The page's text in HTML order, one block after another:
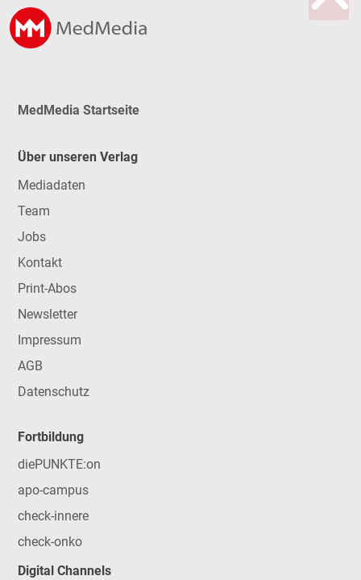
MedMedia Startseite
Über unseren Verlag
Mediadaten
Team
Jobs
Kontakt
Print-Abos
Newsletter
Impressum
AGB
Datenschutz
Fortbildung
diePUNKTE:on
apo-campus
check-innere
check-onko
Digital Channels